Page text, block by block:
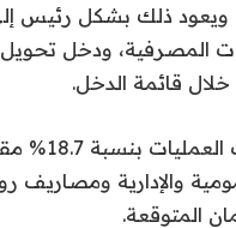
دخل العمليات بنسبة 26.1%، ويعود
المصرفية، ودخل
خلال قائمة الدخل.
وفي
والإدارية ومصاريف
المتوقعة.